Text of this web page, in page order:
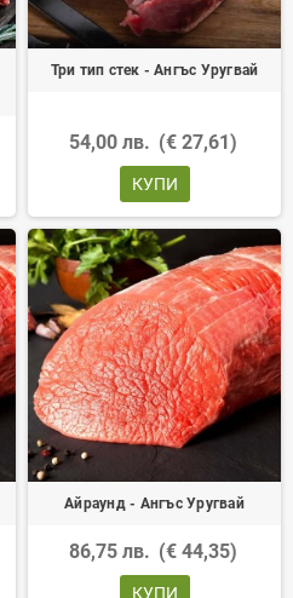
Три тип стек - Ангъс Уругвай
54,00 лв. (€ 27,61)
КУПИ
Айраунд - Ангъс Уругвай
86,75 лв. (€ 44,35)
КУПИ